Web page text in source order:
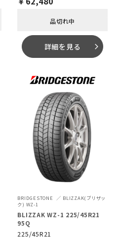
品切れ中
詳細を見る arrow_forward_ios
BRIDGESTONE
BLIZZAK(ブリザッ
ク) WZ-1
BLIZZAK WZ-1 225/45R21
95Q
225/45R21